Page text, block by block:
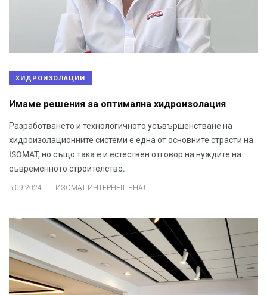
ХИДРОИЗОЛАЦИИ
Имаме решения за оптимална хидроизолация
Разработването и технологичното усъвършенстване на
хидроизолационните системи е една от основните страсти на
ISOMAT, но също така е и естествен отговор на нуждите на
съвременното строителство.
5.09.2024 ИЗОМАТ ИНТЕРНЕШЪНАЛ